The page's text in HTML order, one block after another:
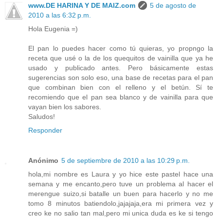
www.DE HARINA Y DE MAIZ.com
5 de agosto de
2010 a las 6:32 p.m.
Hola Eugenia =)
El pan lo puedes hacer como tú quieras, yo propngo la
receta que usé o la de los quequitos de vainilla que ya he
usado y publicado antes. Pero básicamente estas
sugerencias son solo eso, una base de recetas para el pan
que combinan bien con el relleno y el betún. Sí te
recomiendo que el pan sea blanco y de vainilla para que
vayan bien los sabores.
Saludos!
Responder
Anónimo 5 de septiembre de 2010 a las 10:29 p.m.
hola,mi nombre es Laura y yo hice este pastel hace una
semana y me encanto,pero tuve un problema al hacer el
merengue suizo,si batalle un buen para hacerlo y no me
tomo 8 minutos batiendolo,jajajaja,era mi primera vez y
creo ke no salio tan mal,pero mi unica duda es ke si tengo